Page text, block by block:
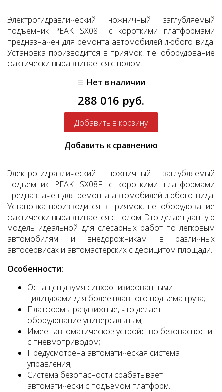
Электрогидравлический ножничный заглубляемый
подъемник PEAK SX08F с короткими платформами
предназначен для ремонта автомобилей любого вида.
Установка производится в приямок, т.е. оборудование
фактически выравнивается с полом.
Нет в наличии
288 016 руб.
Добавить к сравнению
Электрогидравлический ножничный заглубляемый
подъемник PEAK SX08F с короткими платформами
предназначен для ремонта автомобилей любого вида.
Установка производится в приямок, т.е. оборудование
фактически выравнивается с полом. Это делает данную
модель идеальной для слесарных работ по легковым
автомобилям и внедорожникам в различных
автосервисах и автомастерских с дефицитом площади.
Особенности:
Оснащен двумя синхронизированными
цилиндрами для более плавного подъема груза;
Платформы раздвижные, что делает
оборудование универсальным;
Имеет автоматическое устройство безопасности
с пневмоприводом;
Предусмотрена автоматическая система
управления;
Система безопасности срабатывает
автоматически с подъемом платформ.